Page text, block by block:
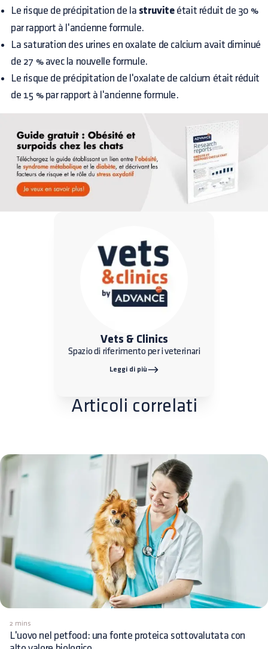
Le risque de précipitation de la struviteétait réduit de 30 %
par rapport à l'ancienne formule.
La saturation des urines en oxalate de calcium avait diminué
de 27 % avec la nouvelle formule.
Le risque de précipitation de l'oxalate de calcium était réduit
de 15 % par rapport à l'ancienne formule.
Vets & Clinics
Spazio di riferimento per i veterinari
Leggi di più
Articoli correlati
2 mins
L'uovo nel petfood: una fonte proteica sottovalutata con